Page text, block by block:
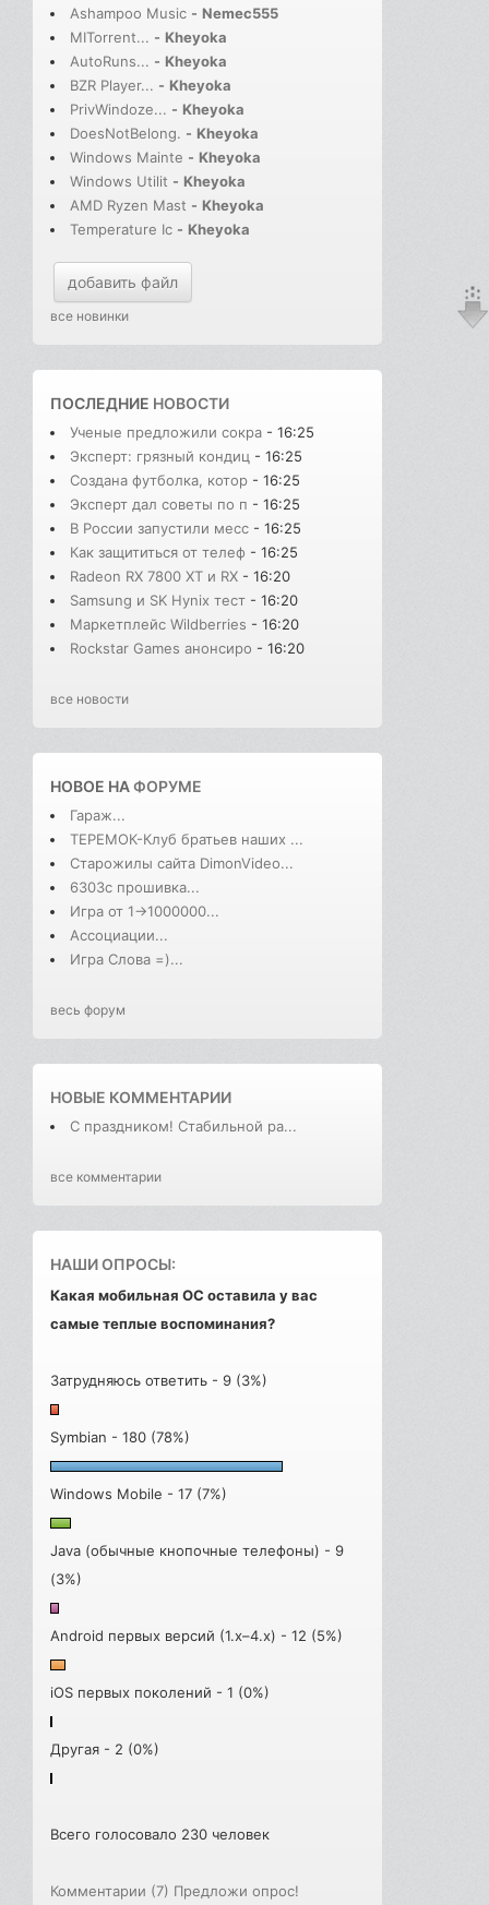
Ashampoo Music - Nemec555
MITorrent... - Kheyoka
AutoRuns... - Kheyoka
BZR Player... - Kheyoka
PrivWindoze... - Kheyoka
DoesNotBelong. - Kheyoka
Windows Mainte - Kheyoka
Windows Utilit - Kheyoka
AMD Ryzen Mast - Kheyoka
Temperature Ic - Kheyoka
добавить файл
все новинки
ПОСЛЕДНИЕ НОВОСТИ
Ученые предложили сокра - 16:25
Эксперт: грязный кондиц - 16:25
Создана футболка, котор - 16:25
Эксперт дал советы по п - 16:25
В России запустили месс - 16:25
Как защититься от телеф - 16:25
Radeon RX 7800 XT и RX - 16:20
Samsung и SK Hynix тест - 16:20
Маркетплейс Wildberries - 16:20
Rockstar Games анонсиро - 16:20
все новости
НОВОЕ НАФОРУМЕ
Гараж...
ТЕРЕМОК-Клуб братьев наших ...
Старожилы сайта DimonVideo...
6303с прошивка...
Игра от 1->1000000...
Ассоциации...
Игра Слова =)...
весь форум
НОВЫЕ КОММЕНТАРИИ
С праздником! Стабильной ра...
все комментарии
НАШИ ОПРОСЫ:
Какая мобильная ОС оставила у вас
самые теплые воспоминания?
Затрудняюсь ответить - 9 (3%)
Symbian - 180 (78%)
Windows Mobile - 17 (7%)
Java (обычные кнопочные телефоны) - 9
(3%)
Android первых версий (1.x–4.x) - 12 (5%)
iOS первых поколений - 1 (0%)
Другая - 2 (0%)
Всего голосовало 230 человек
Комментарии (7) Предложи опрос!